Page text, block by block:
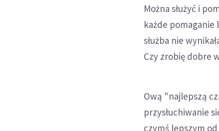
Można służyć i
każde pomaganie
służba nie
Czy zrobię dobre
Ową "najlepszą
przysłuchiwanie
czymś lepszym od